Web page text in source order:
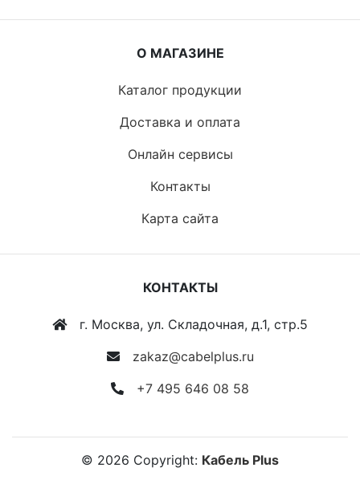
О МАГАЗИНЕ
Каталог продукции
Доставка и оплата
Онлайн сервисы
Контакты
Карта сайта
КОНТАКТЫ
г. Москва, ул. Складочная, д.1, стр.5
zakaz@cabelplus.ru
+7 495 646 08 58
© 2026 Copyright: Кабель Plus